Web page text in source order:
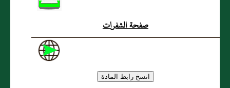
صفحة الشفرات